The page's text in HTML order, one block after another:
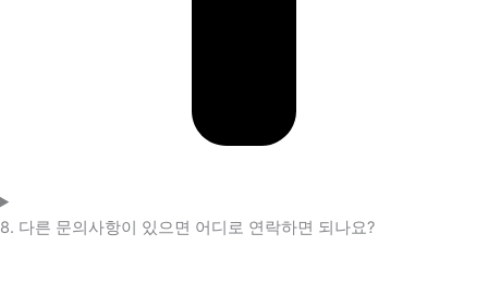
8. 다른 문의사항이 있으면 어디로 연락하면 되나요?